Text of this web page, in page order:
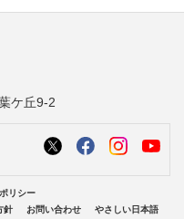
ケ丘9-2
リシー
針 お問い合わせ やさしい日本語